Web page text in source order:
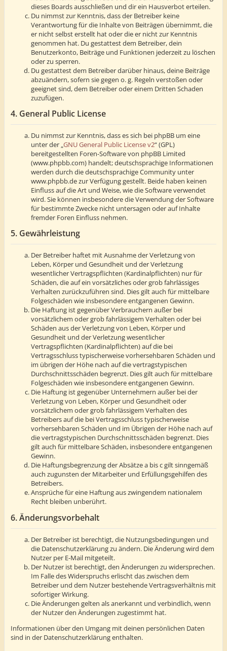
dieses Boards ausschließen und dir ein Hausverbot erteilen.
Du nimmst zur Kenntnis, dass der Betreiber keine
Verantwortung für die Inhalte von Beiträgen übernimmt, die
er nicht selbst erstellt hat oder die er nicht zur Kenntnis
genommen hat. Du gestattest dem Betreiber, dein
Benutzerkonto, Beiträge und Funktionen jederzeit zu löschen
oder zu sperren.
Du gestattest dem Betreiber darüber hinaus, deine Beiträge
abzuändern, sofern sie gegen o. g. Regeln verstoßen oder
geeignet sind, dem Betreiber oder einem Dritten Schaden
zuzufügen.
4. General Public License
Du nimmst zur Kenntnis, dass es sich bei phpBB um eine
unter der „GNU General Public License v2“ (GPL)
bereitgestellten Foren-Software von phpBB Limited
(www.phpbb.com) handelt; deutschsprachige Informationen
werden durch die deutschsprachige Community unter
www.phpbb.de zur Verfügung gestellt. Beide haben keinen
Einfluss auf die Art und Weise, wie die Software verwendet
wird. Sie können insbesondere die Verwendung der Software
für bestimmte Zwecke nicht untersagen oder auf Inhalte
fremder Foren Einfluss nehmen.
5. Gewährleistung
Der Betreiber haftet mit Ausnahme der Verletzung von
Leben, Körper und Gesundheit und der Verletzung
wesentlicher Vertragspflichten (Kardinalpflichten) nur für
Schäden, die auf ein vorsätzliches oder grob fahrlässiges
Verhalten zurückzuführen sind. Dies gilt auch für mittelbare
Folgeschäden wie insbesondere entgangenen Gewinn.
Die Haftung ist gegenüber Verbrauchern außer bei
vorsätzlichem oder grob fahrlässigem Verhalten oder bei
Schäden aus der Verletzung von Leben, Körper und
Gesundheit und der Verletzung wesentlicher
Vertragspflichten (Kardinalpflichten) auf die bei
Vertragsschluss typischerweise vorhersehbaren Schäden und
im übrigen der Höhe nach auf die vertragstypischen
Durchschnittsschäden begrenzt. Dies gilt auch für mittelbare
Folgeschäden wie insbesondere entgangenen Gewinn.
Die Haftung ist gegenüber Unternehmern außer bei der
Verletzung von Leben, Körper und Gesundheit oder
vorsätzlichem oder grob fahrlässigem Verhalten des
Betreibers auf die bei Vertragsschluss typischerweise
vorhersehbaren Schäden und im Übrigen der Höhe nach auf
die vertragstypischen Durchschnittsschäden begrenzt. Dies
gilt auch für mittelbare Schäden, insbesondere entgangenen
Gewinn.
Die Haftungsbegrenzung der Absätze a bis c gilt sinngemäß
auch zugunsten der Mitarbeiter und Erfüllungsgehilfen des
Betreibers.
Ansprüche für eine Haftung aus zwingendem nationalem
Recht bleiben unberührt.
6. Änderungsvorbehalt
Der Betreiber ist berechtigt, die Nutzungsbedingungen und
die Datenschutzerklärung zu ändern. Die Änderung wird dem
Nutzer per E-Mail mitgeteilt.
Der Nutzer ist berechtigt, den Änderungen zu widersprechen.
Im Falle des Widerspruchs erlischt das zwischen dem
Betreiber und dem Nutzer bestehende Vertragsverhältnis mit
sofortiger Wirkung.
Die Änderungen gelten als anerkannt und verbindlich, wenn
der Nutzer den Änderungen zugestimmt hat.
Informationen über den Umgang mit deinen persönlichen Daten
sind in der Datenschutzerklärung enthalten.